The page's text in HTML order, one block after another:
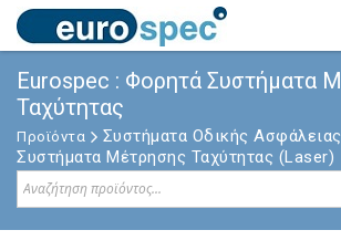
Eurospec : Φορητά Συστήματα
Ταχύτητας
Προϊόντα Συστήματα Οδικής Ασφάλειας
Συστήματα Μέτρησης Ταχύτητας (Laser)